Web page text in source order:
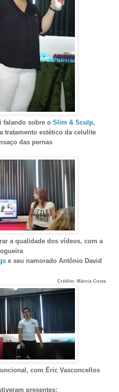
falando sobre o Slim & Sculp,
tratamento estético da celulite
das pernas
a qualidade dos vídeos, com a
e seu namorado Antônio David
Costa
com Éric Vasconcellos
presentes: